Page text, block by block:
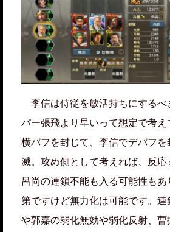
李信は侍従を敏活持ちにするべ
パー張飛より早いって想定で考
横バフを封じて、李信でデバフ
滅。攻め側として考えれば、反応
呂尚の連鎖不能も入る可能性も
第ですけど無力化は可能です。
や郭嘉の弱化無効や弱化反射、曹